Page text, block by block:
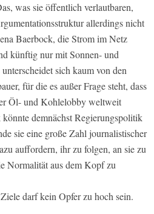
was sie öffentlich verlautbaren,
allerdings nicht
Baerbock, die Strom im Netz
künftig nur mit Sonnen- und
sich kaum von den
für die es außer Frage steht, dass
Öl- und Kohlelobby weltweit
demnächst Regierungspolitik
sie eine große Zahl journalistischer
auffordern, ihr zu folgen, an sie zu
Normalität aus dem Kopf zu
darf kein Opfer zu hoch sein.